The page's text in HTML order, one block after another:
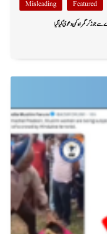
Featured
Misleading
جوڑ کر گمراہ کن دعویٰ کیا گیا